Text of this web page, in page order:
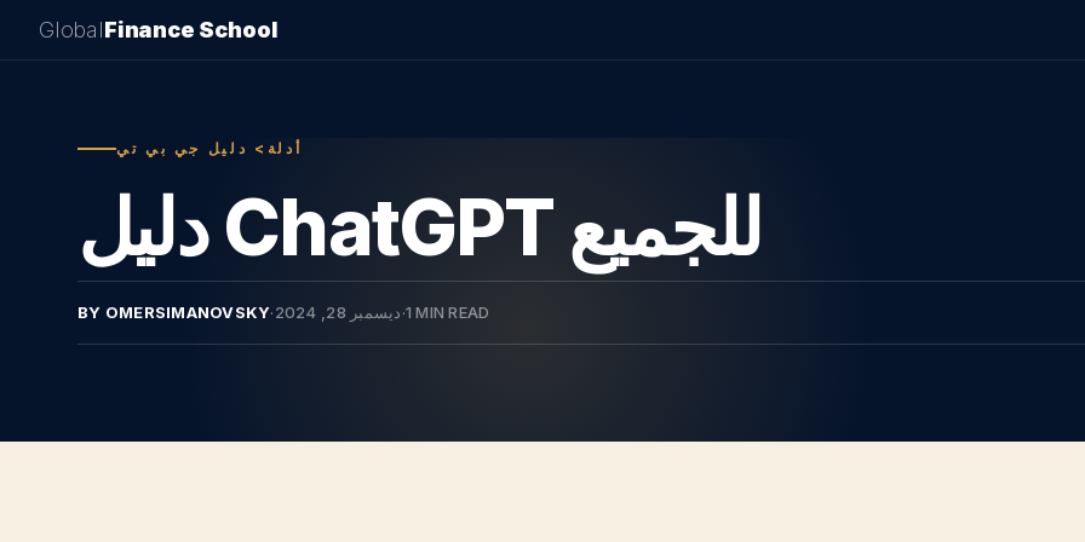
GlobalFinance School
أدلة> دليل جي بي تي
دليل ChatGPT للجميع
BY OMERSIMANOVSKY· ديسمبر 28, 2024·1 MIN READ